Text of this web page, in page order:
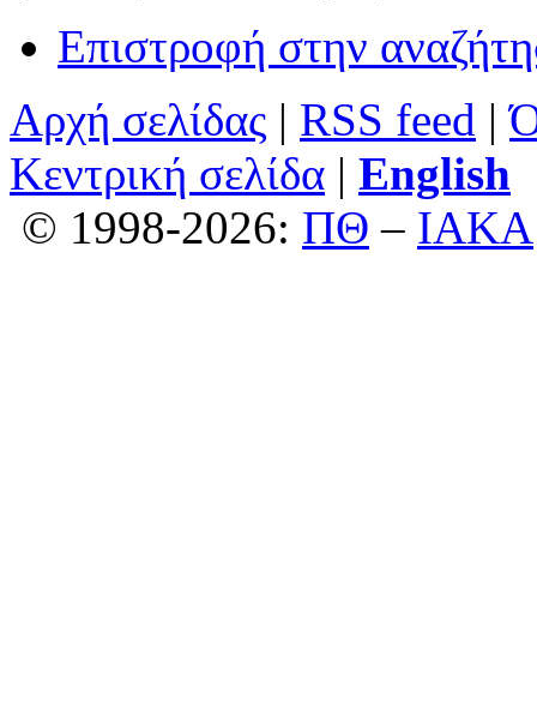
Επιστροφή στην
Αρχή σελίδας | RSS feed |
Κεντρική σελίδα | English
© 1998-2026: ΠΘ – ΙΑΚΑ